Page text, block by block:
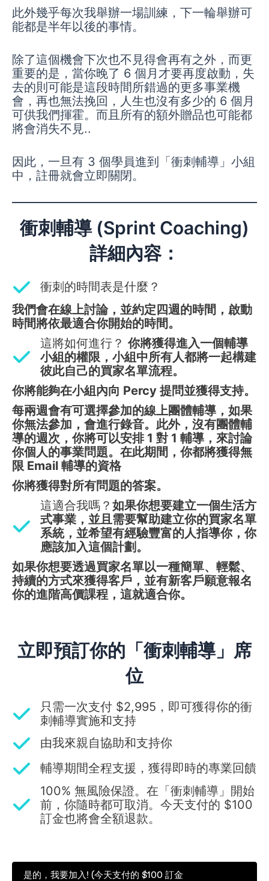
此外幾乎每次我舉辦一場訓練，下一輪舉辦可
能都是半年以後的事情。
除了這個機會下次也不見得會再有之外，而更
重要的是，當你晚了 6 個月才要再度啟動，失
去的則可能是這段時間所錯過的更多事業機
會，再也無法挽回，人生也沒有多少的 6 個月
可供我們揮霍。而且所有的額外贈品也可能都
將會消失不見..
因此，一旦有 3 個學員進到「衝刺輔導」小組
中，註冊就會立即關閉。
衝刺輔導 (Sprint Coaching)
詳細內容：
衝刺的時間表是什麼？
我們會在線上討論，並約定四週的時間，啟動
時間將依最適合你開始的時間。
這將如何進行？你將獲得進入一個輔導
小組的權限，小組中所有人都將一起構建
彼此自己的買家名單流程。
你將能夠在小組內向 Percy 提問並獲得支持。
每兩週會有可選擇參加的線上團體輔導，如果
你無法參加，會進行錄音。此外，沒有團體輔
導的週次，你將可以安排 1 對 1 輔導，來討論
你個人的事業問題。在此期間，你都將獲得無
限 Email 輔導的資格
你將獲得對所有問題的答案。
這適合我嗎？ 如果你想要建立一個生活方
式事業，並且需要幫助建立你的買家名單
系統，並希望有經驗豐富的人指導你，你
應該加入這個計劃。
如果你想要透過買家名單以一種簡單、輕鬆、
持續的方式來獲得客戶，並有新客戶願意報名
你的進階高價課程，這就適合你。
立即預訂你的「衝刺輔導」席
位
只需一次支付 $2,995，即可獲得你的衝
刺輔導實施和支持
由我來親自協助和支持你
輔導期間全程支援，獲得即時的專業回饋
100% 無風險保證。在「衝刺輔導」開始
前，你隨時都可取消。今天支付的 $100
訂金也將會全額退款。
是的，我要加入! (今天支付的 $100 訂金